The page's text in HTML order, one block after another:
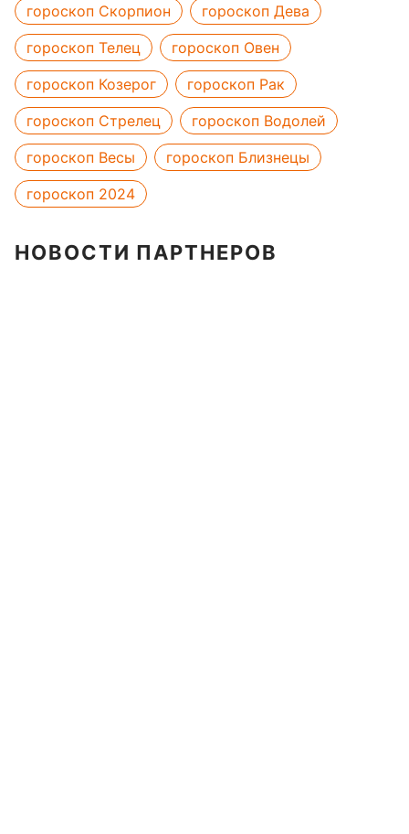
гороскоп Скорпион
гороскоп Дева
гороскоп Телец
гороскоп Овен
гороскоп Козерог
гороскоп Рак
гороскоп Стрелец
гороскоп Водолей
гороскоп Весы
гороскоп Близнецы
гороскоп 2024
НОВОСТИ ПАРТНЕРОВ